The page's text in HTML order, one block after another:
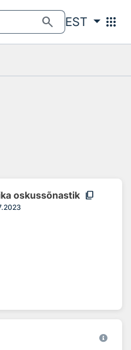
search EST apps
oskussõnastik content_copy